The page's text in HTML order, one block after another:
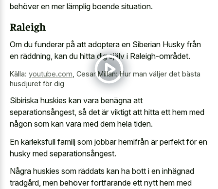
behöver en mer lämplig boende situation.
Raleigh
Om du funderar på att adoptera en Siberian Husky från
en räddning, kan du hitta dig själv i Raleigh-området.
Källa: youtube.com Cesar Millan: Hur man väljer det bästa
husdjuret för dig
Sibiriska huskies kan vara benägna att
separationsångest, så det är viktigt att hitta ett hem med
någon som kan vara med dem hela tiden.
En kärleksfull familj som jobbar hemifrån är perfekt för en
husky med separationsångest.
Några huskies som räddats kan ha bott i en inhägnad
trädgård, men behöver fortfarande ett nytt hem med